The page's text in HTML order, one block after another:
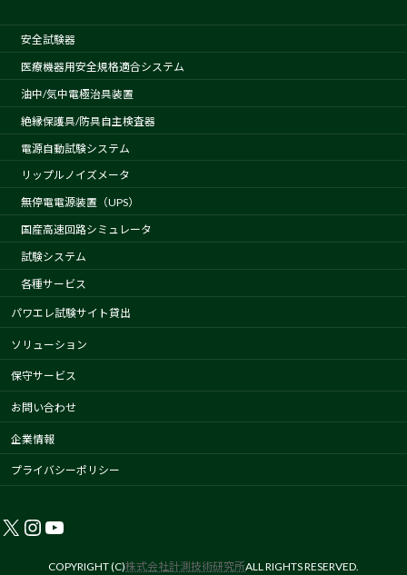
安全試験器
医療機器用安全規格適合システム
油中/気中電極治具装置
絶縁保護具/防具自主検査器
電源自動試験システム
リップルノイズメータ
無停電電源装置（UPS）
国産高速回路シミュレータ
試験システム
各種サービス
パワエレ試験サイト貸出
ソリューション
保守サービス
お問い合わせ
企業情報
プライバシーポリシー
X Instagram
YouTube
COPYRIGHT (C)株式会社計測技術研究所ALL RIGHTS RESERVED.